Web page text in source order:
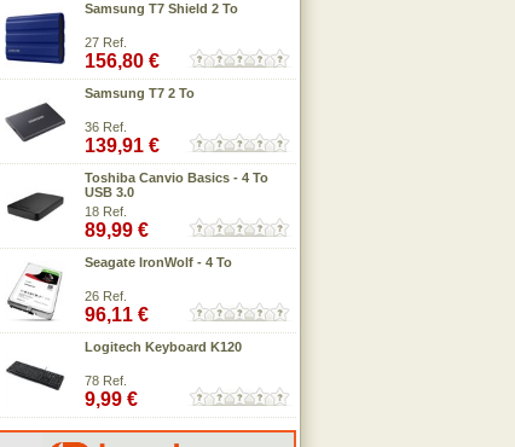
Samsung T7 Shield 2 To
27 Ref.
156,80 €
Samsung T7 2 To
36 Ref.
139,91 €
Toshiba Canvio Basics - 4 To
USB 3.0
18 Ref.
89,99 €
Seagate IronWolf - 4 To
26 Ref.
96,11 €
Logitech Keyboard K120
78 Ref.
9,99 €